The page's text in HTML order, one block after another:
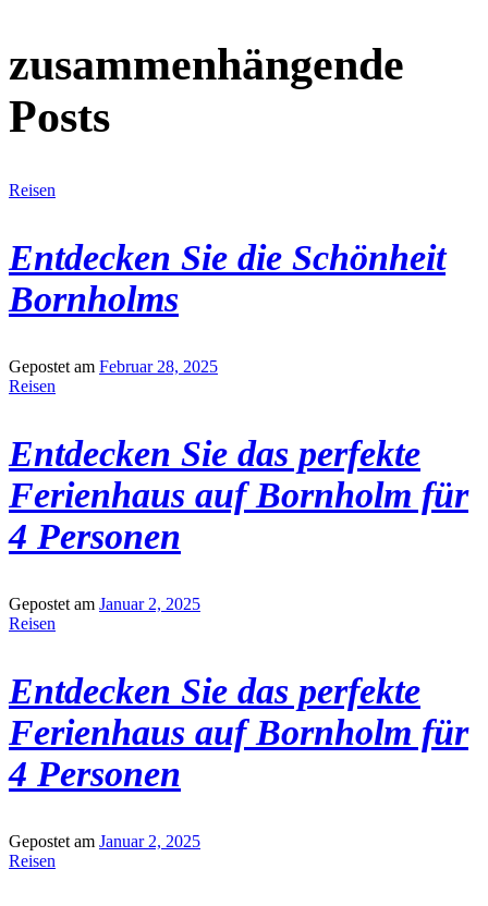
zusammenhängende
Posts
Reisen
Entdecken Sie die Schönheit
Bornholms
Gepostet am Februar 28, 2025
Reisen
Entdecken Sie das perfekte
Ferienhaus auf Bornholm für
4 Personen
Gepostet am Januar 2, 2025
Reisen
Entdecken Sie das perfekte
Ferienhaus auf Bornholm für
4 Personen
Gepostet am Januar 2, 2025
Reisen